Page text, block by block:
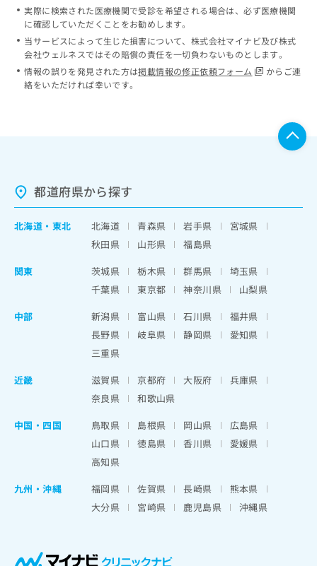
実際に検索された医療機関で受診を希望される場合は、必ず医療機関
に確認していただくことをお勧めします。
当サービスによって生じた損害について、株式会社マイナビ及び株式
会社ウェルネスではその賠償の責任を一切負わないものとします。
情報の誤りを発見された方は掲載情報の修正依頼フォーム
からご連
絡をいただければ幸いです。
都道府県から探す
北海道 ・ 東北 北海道 青森県 岩手県
宮城県
秋田県
山形県
福島県
関東
茨城県 栃木県 群馬県
埼玉県
千葉県
東京都 神奈川県
山梨県
中部
新潟県 富山県 石川県
福井県
長野県
岐阜県 静岡県
愛知県
三重県
近畿
滋賀県 京都府 大阪府
兵庫県
奈良県
和歌山県
中国・四国
鳥取県 島根県 岡山県
広島県
山口県
徳島県 香川県
愛媛県
高知県
九州・沖縄
福岡県 佐賀県 長崎県
熊本県
大分県
宮崎県 鹿児島県 沖縄県